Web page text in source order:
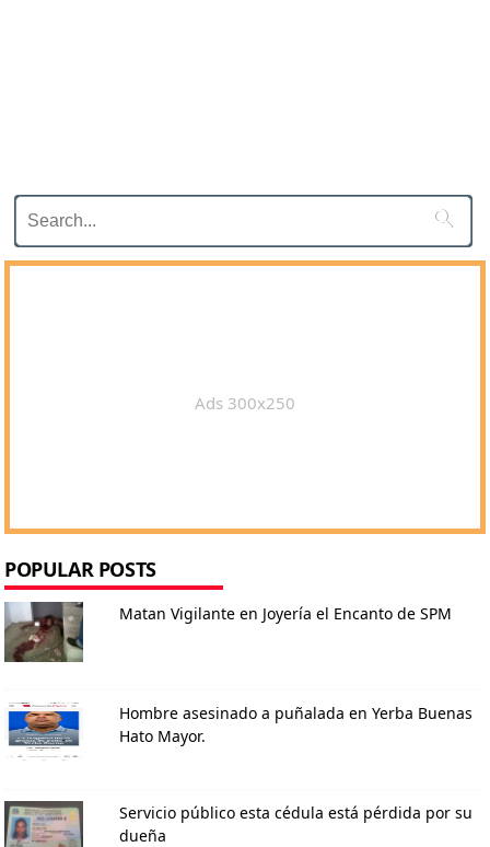

Ads 300x250
POPULAR POSTS
Matan Vigilante en Joyería el Encanto de SPM
Hombre asesinado a puñalada en Yerba Buenas
Hato Mayor.
Servicio público esta cédula está pérdida por su
dueña